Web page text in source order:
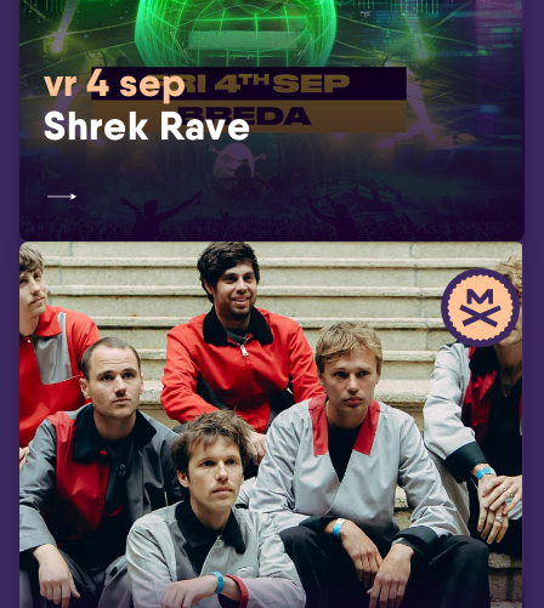
vr 4 sep
Shrek Rave